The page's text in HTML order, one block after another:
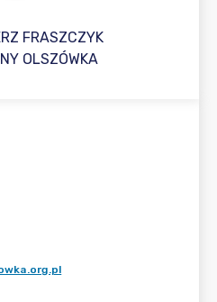
FRASZCZYK
OLSZÓWKA